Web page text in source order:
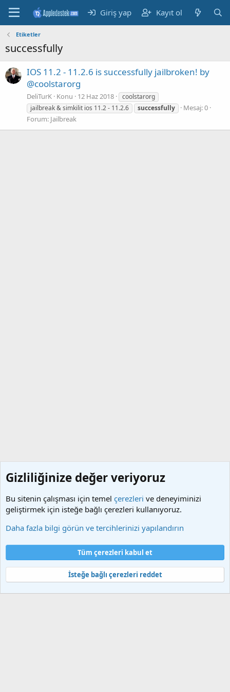
Giriş yap Kayıt ol
Etiketler
successfully
IOS 11.2 - 11.2.6 is successfully jailbroken! by
@coolstarorg
DeliTurK Konu 12 Haz 2018
coolstarorg
jailbreak & simkilit ios 11.2 - 11.2.6
successfully
Mesaj: 0
Forum: Jailbreak
Şartlar ve kurallar
Gizlilik politikası
Yardım
Ana sayfa
S
S
Community platform by XenForo® © 2010-2025 XenForo Ltd.
Gizliliğinize değer veriyoruz
Bu sitenin çalışması için temel çerezleri ve deneyiminizi
geliştirmek için isteğe bağlı çerezleri kullanıyoruz.
Daha fazla bilgi görün ve tercihlerinizi yapılandırın
Tüm çerezleri kabul et
İsteğe bağlı çerezleri reddet